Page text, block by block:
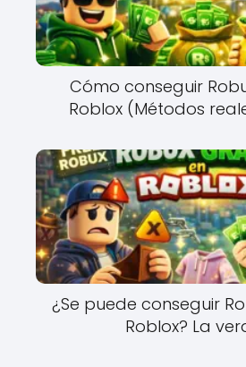
Cómo conseguir
Roblox (Métodos
¿Se puede conseguir
Roblox? La